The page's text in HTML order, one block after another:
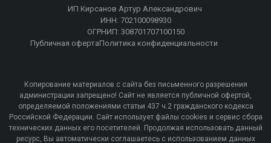
ИП Кирсанов Артур Александрович
ИНН: 702100098930
ОГРНИП: 308701707100150
Публичная офертаПолитика конфиденциальности
Копирование материалов с сайта без письменного разрешения
администрации запрещено! Сайт не является публичной офертой,
определяемой положениями статьи 437 ч.2 гражданского кодекса
Российской Федерации. Сайт использует файлы cookies и сервис сбора
технических данных его посетителей. Продолжая использовать данный
ресурс, Вы автоматически соглашаетесь с использованием данных